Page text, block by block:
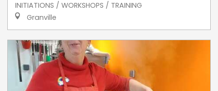
INITIATIONS / WORKSHOPS / TRAINING
Granville